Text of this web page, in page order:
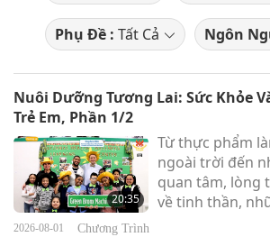
Phụ Đề : Tất Cả Ngôn
Nuôi Dưỡng Tương Lai: Sức Khỏe
Trẻ Em, Phần 1/2
20:35
Từ thực phẩm
ngoài trời đến
quan tâm, lòng
về tinh thần,
mà trẻ em có
2026-08-01 Chương Trình